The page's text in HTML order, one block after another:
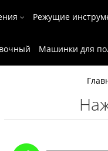
Режущие
Машинки для